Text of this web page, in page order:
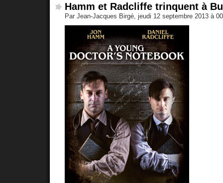
Hamm et Radcliffe trinquent à
Par Jean-Jacques Birgé, jeudi 12 septembre 2013 à